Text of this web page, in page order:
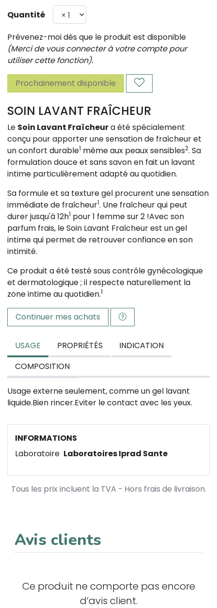
Quantité
Prévenez-moi dès que le produit est disponible
(Merci de vous connecter à votre compte pour
utiliser cette fonction).
Prochainement disponible
SOIN LAVANT FRAÎCHEUR
Le Soin Lavant Fraîcheura été spécialement
conçu pour apporter une sensation de fraîcheur et
un confort durable1 même aux peaux sensibles2. Sa
formulation douce et sans savon en fait un lavant
intime particulièrement adapté au quotidien.
Sa formule et sa texture gel procurent une sensation
immédiate de fraîcheur1. Une fraîcheur qui peut
durer jusqu'à 12h1 pour 1 femme sur 2 !Avec son
parfum frais, le Soin Lavant Fraîcheur est un gel
intime qui permet de retrouver confiance en son
intimité.
Ce produit a été testé sous contrôle gynécologique
et dermatologique ; il respecte naturellement la
zone intime au quotidien.1
Continuer mes achats
USAGE PROPRIÉTÉS
INDICATION
COMPOSITION
Usage externe seulement, comme un gel lavant
liquide.Bien rincer.Eviter le contact avec les yeux.
INFORMATIONS
Laboratoire Laboratoires Iprad Sante
Tous les prix incluent la TVA - Hors frais de livraison.
Avis clients
Ce produit ne comporte pas encore
d’avis client.